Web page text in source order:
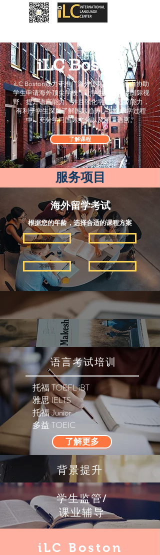
iLCBoston
iLC Boston致力于推广海外国际教育。借由协助
学生申请海外顶尖学校，让学生能够拓展国际视
野、提升语言能力、并且强化学生的适应能力，
有利于学生深度了解国际趋势，并在求学过程
中，充分学习国际文化以及第二语言。
了解课程
服务项目
海外留学考试
根据您的年龄，选择合适的课程方案
初小
研究生
本科生
高中生
最新消息
最新消息
免费资源
免费资源
语言考试培训
托福 TOEFL iBT
雅思 IELTS
托福 Junior
​多益 TOEIC
了解更多
背景提升
学生监管/
课业辅导
iLC Boston